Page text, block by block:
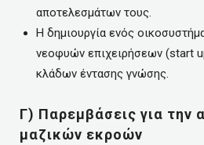
αποτελεσμάτων τους.
Η δημιουργία ενός
νεοφυών επιχειρήσεων (start
κλάδων έντασης γνώσης.
Γ) Παρεμβάσεις για την
μαζικών εκροών